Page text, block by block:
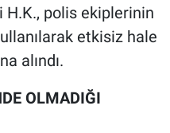
H.K., polis ekiplerinin
etkisiz hale
alındı.
OLMADIĞI